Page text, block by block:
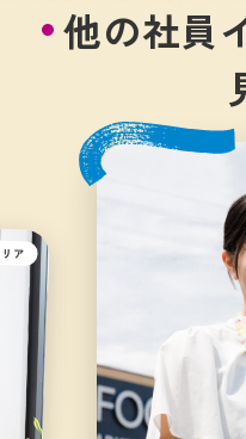
他の社員
ア